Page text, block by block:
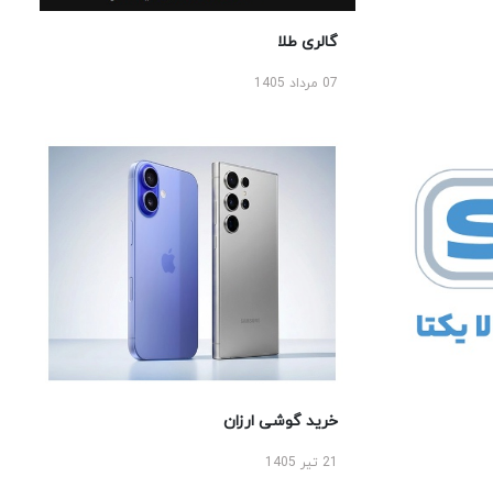
گالری طلا
07 مرداد 1405
خرید گوشی ارزان